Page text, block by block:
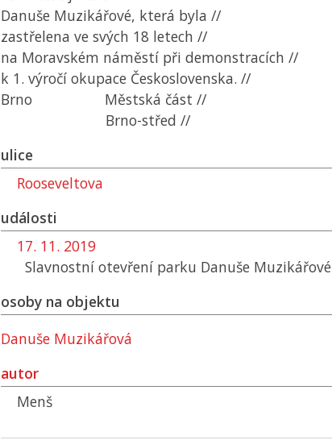
Danuše Muzikářové, která byla //
zastřelena ve svých 18 letech //
na Moravském náměstí při demonstracích //
k 1. výročí okupace Československa. //
Brno Městská část //
Brno-střed //
ulice
Rooseveltova
události
17. 11. 2019
Slavnostní otevření parku Danuše Muzikářové
osoby na objektu
Danuše Muzikářová
autor
Menš